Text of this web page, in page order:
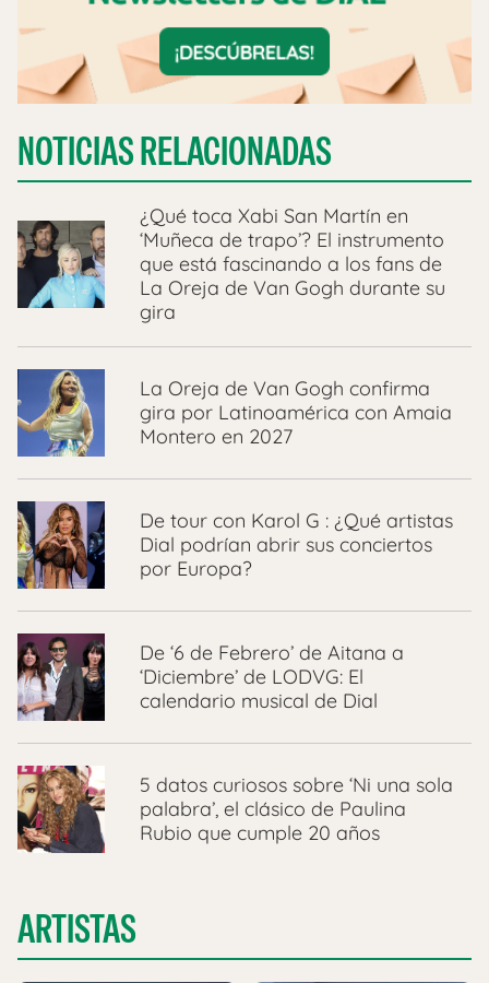
NOTICIAS RELACIONADAS
¿Qué toca Xabi San Martín en
‘Muñeca de trapo’? El instrumento
que está fascinando a los fans de
La Oreja de Van Gogh durante su
gira
La Oreja de Van Gogh confirma
gira por Latinoamérica con Amaia
Montero en 2027
De tour con Karol G : ¿Qué artistas
Dial podrían abrir sus conciertos
por Europa?
De ‘6 de Febrero’ de Aitana a
‘Diciembre’ de LODVG: El
calendario musical de Dial
5 datos curiosos sobre ‘Ni una sola
palabra’, el clásico de Paulina
Rubio que cumple 20 años
ARTISTAS